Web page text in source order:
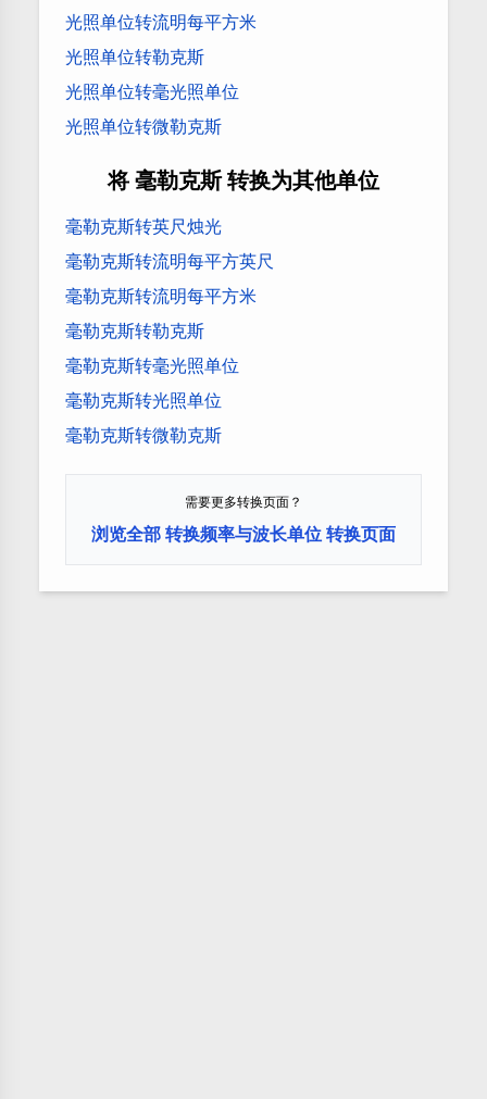
光照单位转流明每平方米
光照单位转勒克斯
光照单位转毫光照单位
光照单位转微勒克斯
将 毫勒克斯 转换为其他单位
毫勒克斯转英尺烛光
毫勒克斯转流明每平方英尺
毫勒克斯转流明每平方米
毫勒克斯转勒克斯
毫勒克斯转毫光照单位
毫勒克斯转光照单位
毫勒克斯转微勒克斯
需要更多转换页面？
浏览全部 转换频率与波长单位 转换页面